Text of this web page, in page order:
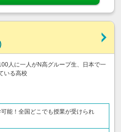
人に一人がN高グループ生、日本で一
いる高校
能！全国どこでも授業が受けられ